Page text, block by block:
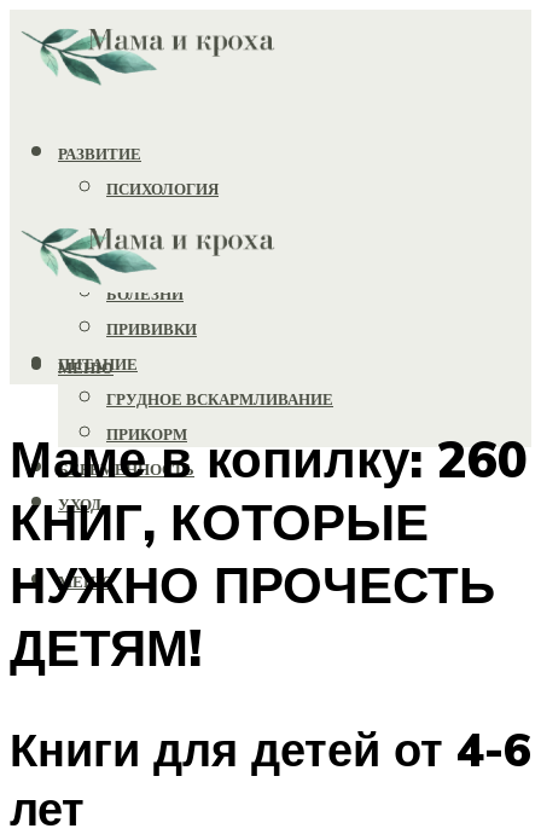
РАЗВИТИЕ
ПСИХОЛОГИЯ
ИГРУШКИ
ЗДОРОВЬЕ
БОЛЕЗНИ
ПРИВИВКИ
ПИТАНИЕ
ГРУДНОЕ ВСКАРМЛИВАНИЕ
ПРИКОРМ
БЕРЕМЕННОСТЬ
УХОД
МЕНЮ
МЕНЮ
Маме в копилку: 260
КНИГ, КОТОРЫЕ
НУЖНО ПРОЧЕСТЬ
ДЕТЯМ!
Книги для детей от 4-6
лет